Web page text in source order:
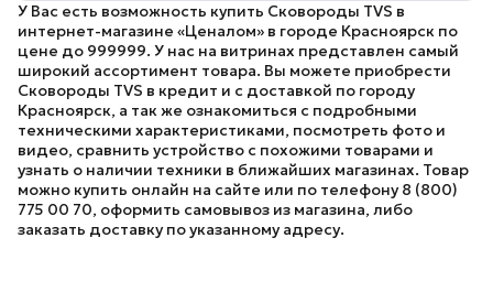
У Вас есть возможность купить Сковороды TVS в
интернет-магазине «Ценалом» в городе Красноярск по
цене до 999999. У нас на витринах представлен самый
широкий ассортимент товара. Вы можете приобрести
Сковороды TVS в кредит и с доставкой по городу
Красноярск, а так же ознакомиться с подробными
техническими характеристиками, посмотреть фото и
видео, сравнить устройство с похожими товарами и
узнать о наличии техники в ближайших магазинах. Товар
можно купить онлайн на сайте или по телефону 8 (800)
775 00 70, оформить самовывоз из магазина, либо
заказать доставку по указанному адресу.